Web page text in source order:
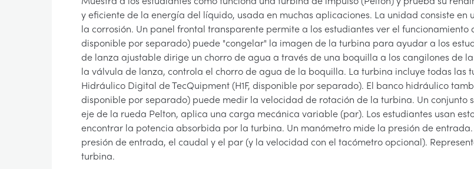
y eficiente de la energía del líquido, usada en muchas aplicaciones. La unidad consiste
la corrosión. Un panel frontal transparente permite a los estudiantes ver el funcionamiento
disponible por separado) puede "congelar" la imagen de la turbina para ayudar a los
de lanza ajustable dirige un chorro de agua a través de una boquilla a los cangilones de
la válvula de lanza, controla el chorro de agua de la boquilla. La turbina incluye todas las
Hidráulico Digital de TecQuipment (H1F, disponible por separado). El banco hidráulico
disponible por separado) puede medir la velocidad de rotación de la turbina. Un conjunto
eje de la rueda Pelton, aplica una carga mecánica variable (par). Los estudiantes usan
encontrar la potencia absorbida por la turbina. Un manómetro mide la presión de
presión de entrada, el caudal y el par (y la velocidad con el tacómetro opcional).
turbina.